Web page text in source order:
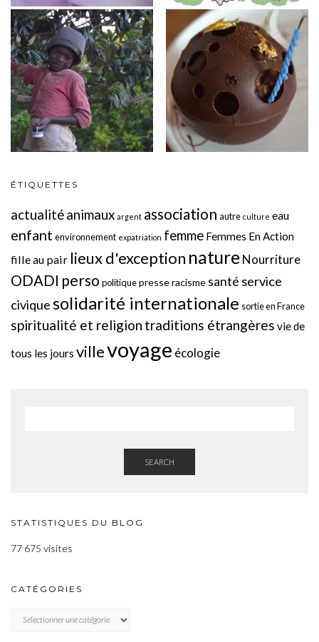
ÉTIQUETTES
actualitéanimaux argent association autre culture eau
enfant environnement expatriation femme Femmes En Action
fille au pair lieux d'exception natureNourriture
ODADI perso politiquepresseracisme santé service
civique solidarité internationale sortie en France
spiritualité et religion traditions étrangères vie de
tous les jours villevoyage écologie
SEARCH
STATISTIQUES DU BLOG
77 675 visites
CATÉGORIES